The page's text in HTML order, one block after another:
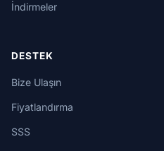
İndirmeler
DESTEK
Bize Ulaşın
Fiyatlandırma
SSS